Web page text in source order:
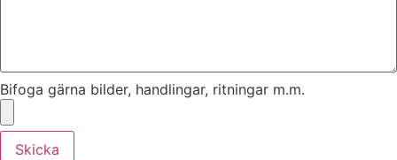
Bifoga gärna bilder, handlingar, ritningar m.m.
Skicka